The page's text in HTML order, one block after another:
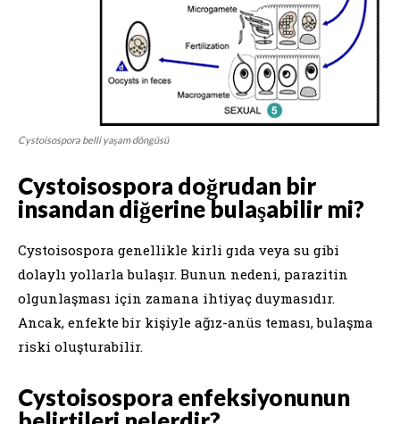
Cystoisospora belli yaşam döngüsü
Cystoisospora doğrudan bir
insandan diğerine bulaşabilir mi?
Cystoisospora genellikle kirli gıda veya su gibi
dolaylı yollarla bulaşır. Bunun nedeni, parazitin
olgunlaşması için zamana ihtiyaç duymasıdır.
Ancak, enfekte bir kişiyle ağız-anüs teması, bulaşma
riski oluşturabilir.
Cystoisospora enfeksiyonunun